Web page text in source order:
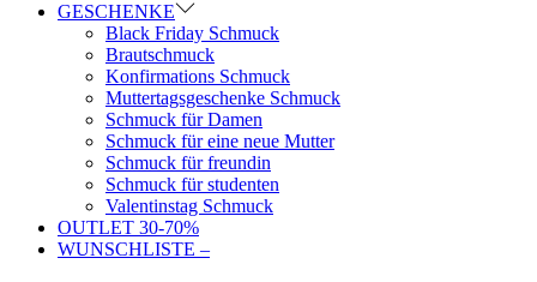
GESCHENKE
Black Friday Schmuck
Brautschmuck
Konfirmations Schmuck
Muttertagsgeschenke Schmuck
Schmuck für Damen
Schmuck für eine neue Mutter
Schmuck für freundin
Schmuck für studenten
Valentinstag Schmuck
OUTLET 30-70%
WUNSCHLISTE –